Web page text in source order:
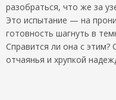
разобраться, что же за
Это испытание — на
готовность шагнуть в
Справится ли она с этим?
отчаянья и хрупкой